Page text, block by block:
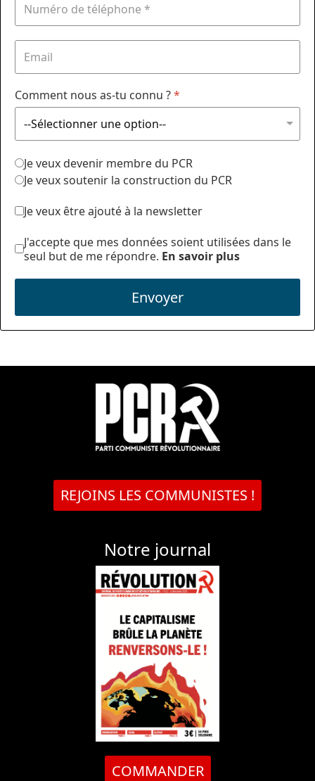
Comment nous as-tu connu ?*
Je veux devenir membre du PCR
Je veux soutenir la construction du PCR
Je veux être ajouté à la newsletter
J'accepte que mes données soient utilisées dans le
seul but de me répondre. En savoir plus
Envoyer
REJOINS LES COMMUNISTES !
Notre journal
COMMANDER